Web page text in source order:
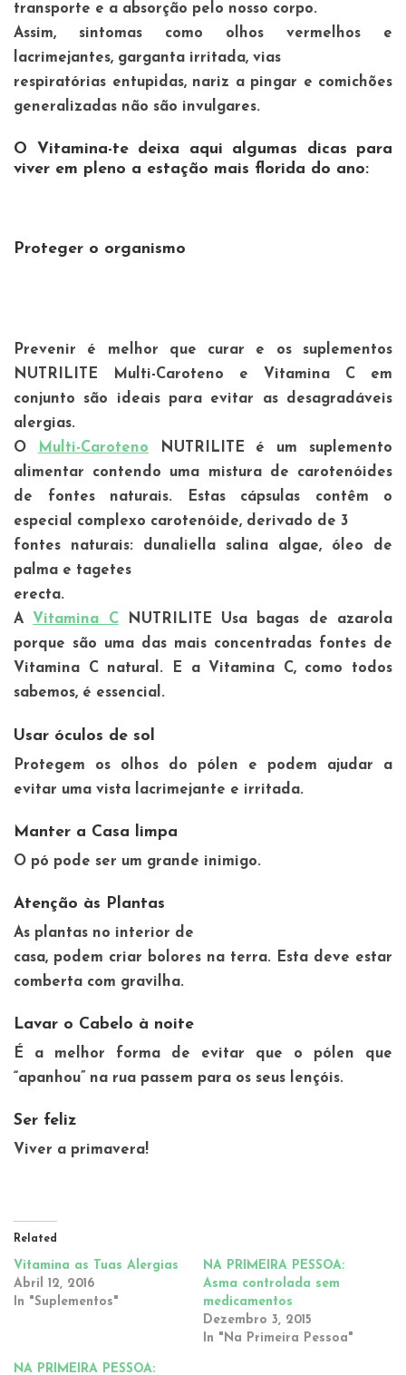
transporte e a absorção pelo nosso corpo.
Assim, sintomas como olhos vermelhos e
lacrimejantes, garganta irritada, vias
respiratórias entupidas, nariz a pingar e comichões
generalizadas não são invulgares.
O Vitamina-te deixa aqui algumas dicas para
viver em pleno a estação mais florida do ano:
Proteger o organismo
Prevenir é melhor que curar e os suplementos
NUTRILITE Multi-Caroteno e Vitamina C em
conjunto são ideais para evitar as desagradáveis
alergias.
O
Multi-Caroteno NUTRILITE é um suplemento
alimentar contendo uma mistura de carotenóides
de fontes naturais. Estas cápsulas contêm o
especial complexo carotenóide, derivado de 3
fontes naturais: dunaliella salina algae, óleo de
palma e tagetes
erecta.
A
Vitamina CNUTRILITE Usa bagas de azarola
porque são uma das mais concentradas fontes de
Vitamina C natural. E a Vitamina C, como todos
sabemos, é essencial.
Usar óculos de sol
Protegem os olhos do pólen e podem ajudar a
evitar uma vista lacrimejante e irritada.
Manter a Casa limpa
O pó pode ser um grande inimigo.
Atenção às Plantas
As plantas no interior de
casa, podem criar bolores na terra. Esta deve estar
comberta com gravilha.
Lavar o Cabelo à noite
É a melhor forma de evitar que o pólen que
“apanhou” na rua passem para os seus lençóis.
Ser feliz
Viver a primavera!
Related
Vitamina as Tuas Alergias
Abril 12, 2016
In "Suplementos"
NA PRIMEIRA PESSOA:
Asma controlada sem
medicamentos
Dezembro 3, 2015
In "Na Primeira Pessoa"
NA PRIMEIRA PESSOA: